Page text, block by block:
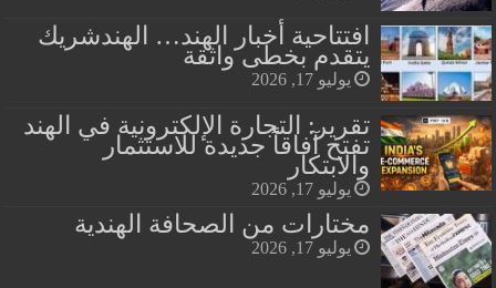
افتتاحية أخبار الهند… الهندشريك
يتقدم بخطى واثقة
يوليو 17, 2026
تقرير: التجارة الإلكترونية في الهند
تفتح آفاقاً جديدة للاستثمار
والابتكار
يوليو 17, 2026
مختارات من الصحافة الهندية
يوليو 17, 2026